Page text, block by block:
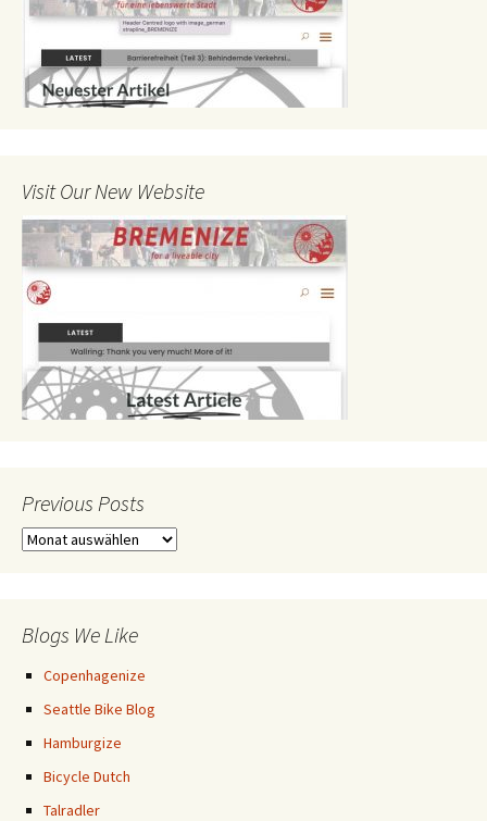
Visit Our New Website
Previous Posts
Previous
Blogs We Like
Copenhagenize
Seattle Bike Blog
Hamburgize
Bicycle Dutch
Talradler